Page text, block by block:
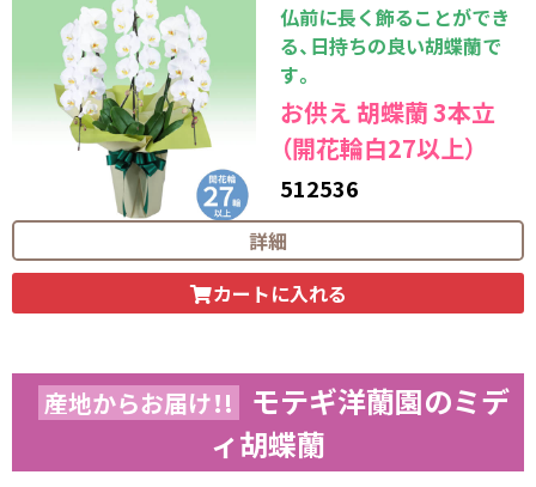
仏前に長く飾ることができ
る、日持ちの良い胡蝶蘭で
す。
お供え 胡蝶蘭 3本立
（開花輪白27以上）
512536
29,700
詳細
カートに入れる
産地からお届け！!
モテギ洋蘭園のミデ
ィ胡蝶蘭